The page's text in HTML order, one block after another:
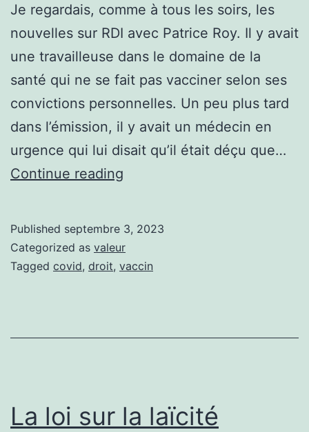
Je regardais, comme à tous les soirs, les
nouvelles sur RDI avec Patrice Roy. Il y avait
une travailleuse dans le domaine de la
santé qui ne se fait pas vacciner selon ses
convictions personnelles. Un peu plus tard
dans l’émission, il y avait un médecin en
urgence qui lui disait qu’il était déçu que…
Continue reading
Published septembre 3, 2023
Categorized as valeur
Tagged covid, droit, vaccin
La loi sur la laïcité